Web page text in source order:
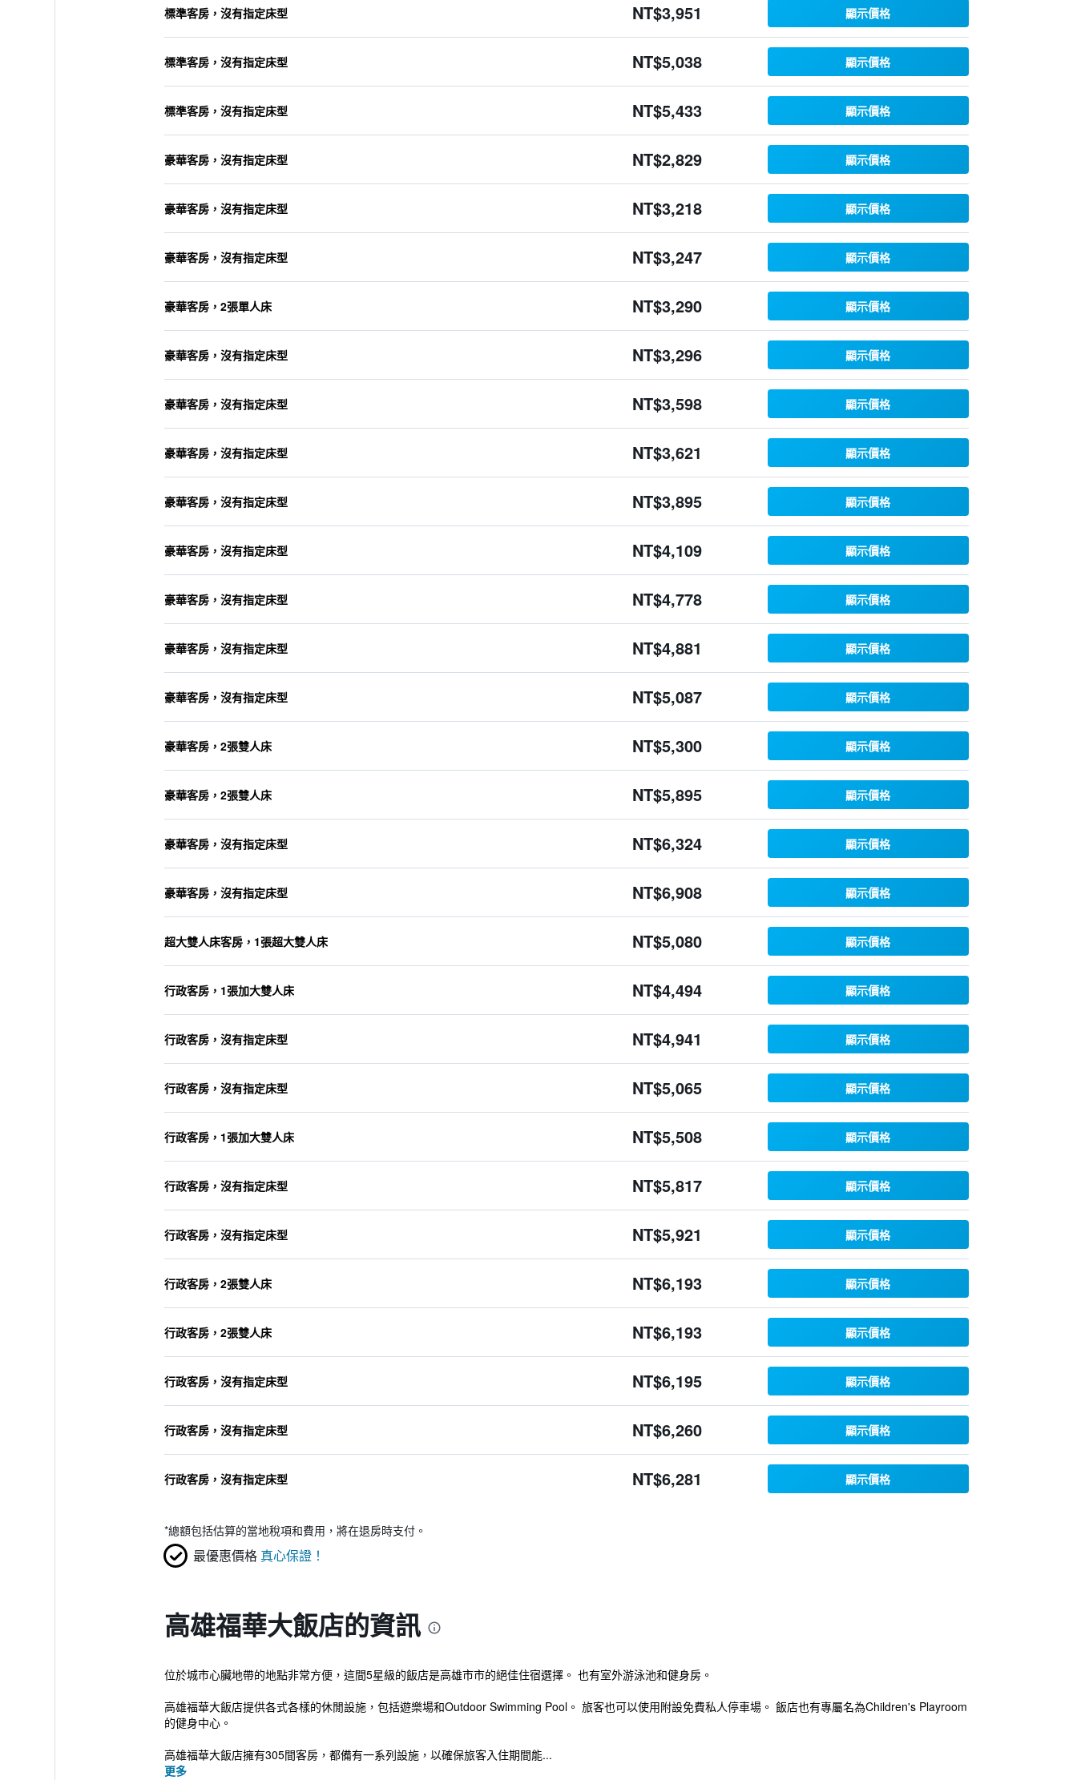
標準客房，沒有指定床型 NT$3,951 顯示價格
標準客房，沒有指定床型 NT$5,038 顯示價格
標準客房，沒有指定床型 NT$5,433 顯示價格
豪華客房，沒有指定床型 NT$2,829 顯示價格
豪華客房，沒有指定床型 NT$3,218 顯示價格
豪華客房，沒有指定床型 NT$3,247 顯示價格
豪華客房，2張單人床 NT$3,290 顯示價格
豪華客房，沒有指定床型 NT$3,296 顯示價格
豪華客房，沒有指定床型 NT$3,598 顯示價格
豪華客房，沒有指定床型 NT$3,621 顯示價格
豪華客房，沒有指定床型 NT$3,895 顯示價格
豪華客房，沒有指定床型 NT$4,109 顯示價格
豪華客房，沒有指定床型 NT$4,778 顯示價格
豪華客房，沒有指定床型 NT$4,881 顯示價格
豪華客房，沒有指定床型 NT$5,087 顯示價格
豪華客房，2張雙人床 NT$5,300 顯示價格
豪華客房，2張雙人床 NT$5,895 顯示價格
豪華客房，沒有指定床型 NT$6,324 顯示價格
豪華客房，沒有指定床型 NT$6,908 顯示價格
超大雙人床客房，1張超大雙人床 NT$5,080 顯示價格
行政客房，1張加大雙人床 NT$4,494 顯示價格
行政客房，沒有指定床型 NT$4,941 顯示價格
行政客房，沒有指定床型 NT$5,065 顯示價格
行政客房，1張加大雙人床 NT$5,508 顯示價格
行政客房，沒有指定床型 NT$5,817 顯示價格
行政客房，沒有指定床型 NT$5,921 顯示價格
行政客房，2張雙人床 NT$6,193 顯示價格
行政客房，2張雙人床 NT$6,193 顯示價格
行政客房，沒有指定床型 NT$6,195 顯示價格
行政客房，沒有指定床型 NT$6,260 顯示價格
行政客房，沒有指定床型 NT$6,281 顯示價格
*總額包括估算的當地稅項和費用，將在退房時支付。
最優惠價格 真心保證！
高雄福華大飯店的資訊
位於城市心臟地帶的地點非常方便，這間5星級的飯店是高雄市市的絕佳住宿選擇。 也有室外游泳池和健身房。
高雄福華大飯店提供各式各樣的休閒設施，包括遊樂場和Outdoor Swimming Pool。 旅客也可以使用附設免費私人停車場。 飯店也有專屬名為Children's Playroom
的健身中心。
高雄福華大飯店擁有305間客房，都備有一系列設施，以確保旅客入住期間能...
更多